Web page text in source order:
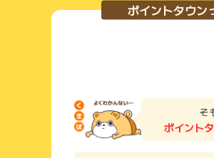
ポイントタウン
そ
ポイント